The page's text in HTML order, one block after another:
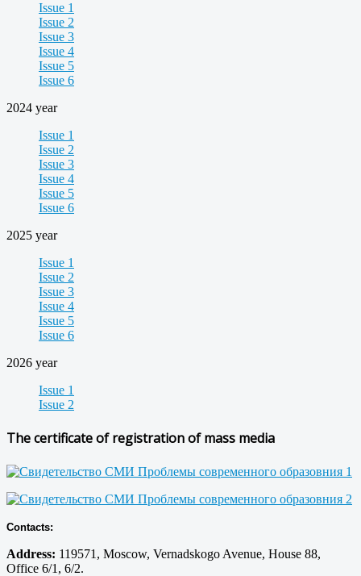
Issue 1
Issue 2
Issue 3
Issue 4
Issue 5
Issue 6
2024 year
Issue 1
Issue 2
Issue 3
Issue 4
Issue 5
Issue 6
2025 year
Issue 1
Issue 2
Issue 3
Issue 4
Issue 5
Issue 6
2026 year
Issue 1
Issue 2
The certificate of registration of mass media
Contacts:
Address: 119571, Moscow, Vernadskogo Avenue, House 88,
Office 6/1, 6/2.